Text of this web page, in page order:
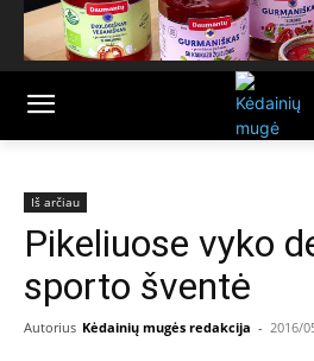
Iš arčiau
Pikeliuose vyko
sporto šventė
Autorius Kėdainių mugės redakcija - 2016/